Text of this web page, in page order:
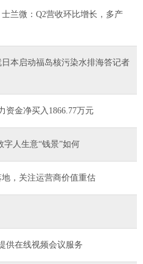
兰微：Q2营收环比增长，多产
本启动福岛核污染水排海答记者
资金净买入1866.77万元
人生意“钱景”如何
，关注运营商价值重估
供在线视频会议服务